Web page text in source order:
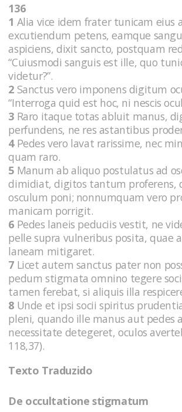
136
1 Alia vice idem frater tunicam eius
excutiendum petens, eamque
aspiciens, dixit sancto, postquam
“Cuiusmodi sanguis est ille, quo
videtur?”.
2 Sanctus vero imponens digitum
“Interroga quid est hoc, ni nescis
3 Raro itaque totas abluit manus,
perfundens, ne res astantibus
4Pedes vero lavat rarissime, nec
quam raro.
5 Manum ab aliquo postulatus ad
dimidiat, digitos tantum proferens,
osculum poni; nonnumquam vero
manicam porrigit.
6 Pedes laneis peduciis vestit, ne
pelle supra vulneribus posita, quae
laneam mitigaret.
7 Licet autem sanctus pater non
pedum stigmata omnino tegere
tamen ferebat, si aliquis illa
8 Unde et ipsi socii spiritus
pleni, quando ille manus aut pedes
necessitate detegeret, oculos
118,37).
Texto Traduzido
De occultatione stigmatum